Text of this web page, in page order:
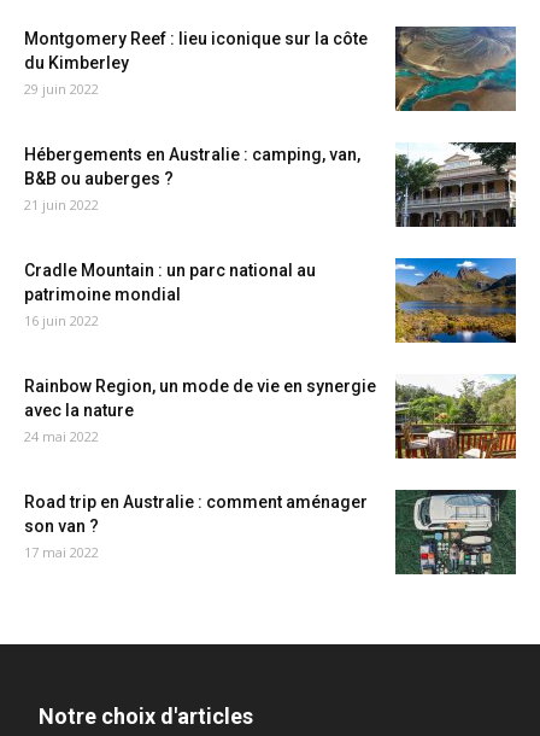
Montgomery Reef : lieu iconique sur la côte
du Kimberley
29 juin 2022
Hébergements en Australie : camping, van,
B&B ou auberges ?
21 juin 2022
Cradle Mountain : un parc national au
patrimoine mondial
16 juin 2022
Rainbow Region, un mode de vie en synergie
avec la nature
24 mai 2022
Road trip en Australie : comment aménager
son van ?
17 mai 2022
Notre choix d'articles